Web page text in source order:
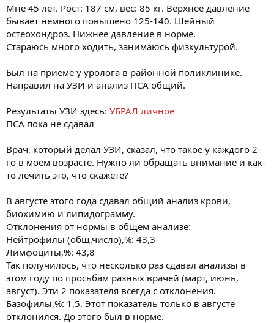
Мне 45 лет. Рост: 187 см, вес: 85 кг. Верхнее давление
бывает немного повышено 125-140. Шейный
остеохондроз. Нижнее давление в норме.
Стараюсь много ходить, занимаюсь физкультурой.
Был на приеме у уролога в районной поликлинике.
Направил на УЗИ и анализ ПСА общий.
Результаты УЗИ здесь: УБРАЛ личное
ПСА пока не сдавал
Врач, который делал УЗИ, сказал, что такое у каждого 2-
го в моем возрасте. Нужно ли обращать внимание и как-
то лечить это, что скажете?
В августе этого года сдавал общий анализ крови,
биохимию и липидограмму.
Отклонения от нормы в общем анализе:
Нейтрофилы (общ.число),%: 43,3
Лимфоциты,%: 43,8
Так получилось, что несколько раз сдавал анализы в
этом году по просьбам разных врачей (март, июнь,
август). Эти 2 показателя всегда с отклонения.
Базофилы,%: 1,5. Этот показатель только в августе
отклонился. До этого был в норме.